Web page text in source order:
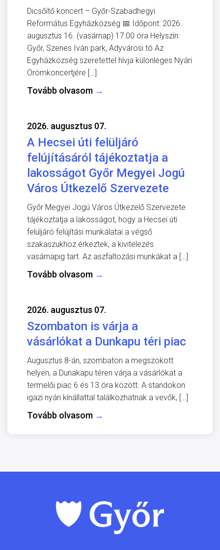
Dicsőítő koncert – Győr-Szabadhegyi
Református Egyházközség 📅 Időpont: 2026.
augusztus 16. (vasárnap) 17:00 óra Helyszín:
Győr, Szenes Iván park, Adyvárosi tó Az
Egyházközség szeretettel hívja különleges Nyári
Örömkoncertjére […]
Tovább olvasom →
2026. augusztus 07.
A Hecsei úti felüljáró
felújításáról tájékoztatja a
lakosságot Győr Megyei Jogú
Város Útkezelő Szervezete
Győr Megyei Jogú Város Útkezelő Szervezete
tájékoztatja a lakosságot, hogy a Hecsei úti
felüljáró felújítási munkálatai a végső
szakaszukhoz érkeztek, a kivitelezés
vasárnapig tart. Az aszfaltozási munkákat a […]
Tovább olvasom →
2026. augusztus 07.
Szombaton is várja a
vásárlókat a Dunkapu téri piac
Augusztus 8-án, szombaton a megszokott
helyen, a Dunakapu téren várja a vásárlókat a
termelői piac 6 és 13 óra között. A standokon
igazi nyári kínállattal találkozhatnak a vevők, […]
Tovább olvasom →